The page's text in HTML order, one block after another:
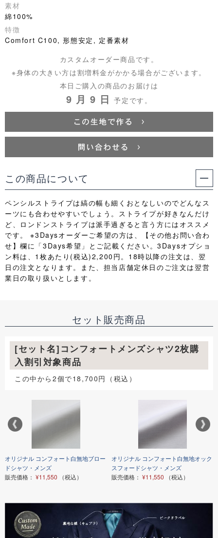
素材
綿100%
特徴
Comfort C100, 形態安定, 定番素材
カスタムオーダー商品です。
※身体の大きい方は割増料金がかかる場合がございます。
本日ご購入の商品のお届けは
9 月 9 日予定です。
この商品について
ペンシルストライプは縞の幅も細くおとなしいのでどんなス
ーツにも合わせやすいでしょう。ストライプが好きなんだけ
ど、ロンドンストライプは派手過ぎると言う方にはオススメ
です。 ※3Daysオーダーご希望の方は、【その他お問い合わ
せ】欄に「3Days希望」とご記載ください。3Daysオプショ
ン料は、1枚あたり(税込)2,200円。18時以降の注文は、翌
日の注文となります。また、担当店舗定休日のご注文は翌営
業日の取り扱いとします。
セット販売商品
[セット名]コンフォートメンズシャツ2枚購
入割引対象商品
この中から2個で18,700円（税込）
オリジナル コンフォート白無地ブロー
ドシャツ・メンズ
販売価格： ¥11,550 （税込）
オリジナル コンフォート白無地オック
スフォードシャツ・メンズ
販売価格： ¥11,550 （税込）